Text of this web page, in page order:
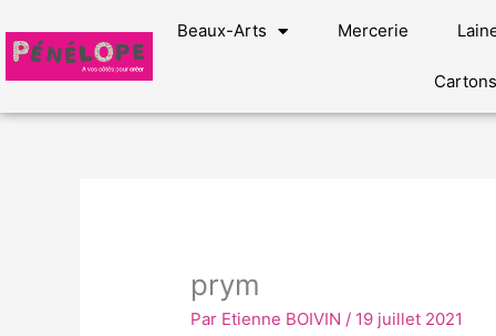
au
contenu
Beaux-Arts Mercerie
Cartons
prym
Par Etienne BOIVIN / 19 juillet 2021